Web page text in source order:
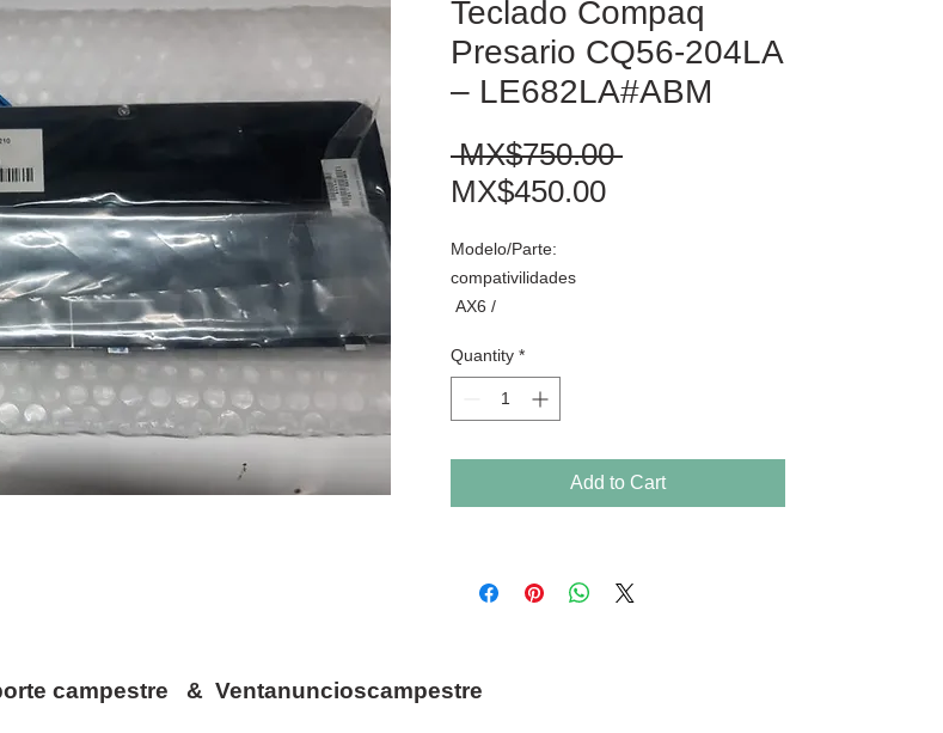
Teclado Compaq
Presario CQ56-204LA
– LE682LA#ABM
MX$750.00 Regular Price
MX$450.00Sale Price
Modelo/Parte:
compativilidades
AX6 /
9Z.N4SSQ.01E /
599601-161 /
601434- 161 /
Color: Negro
Quantity *
Add to Cart
campestre & Ventanuncioscampestre